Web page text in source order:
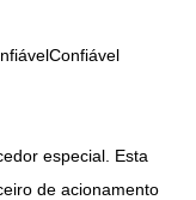
Confiável
especial. Esta
de acionamento